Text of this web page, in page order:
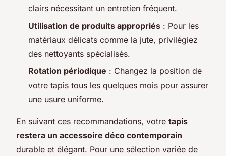
clairs nécessitant un entretien fréquent.
Utilisation de produits appropriés : Pour les
matériaux délicats comme la jute, privilégiez
des nettoyants spécialisés.
Rotation périodique : Changez la position de
votre tapis tous les quelques mois pour assurer
une usure uniforme.
En suivant ces recommandations, votre tapis
restera un accessoire déco contemporain
durable et élégant. Pour une sélection variée de